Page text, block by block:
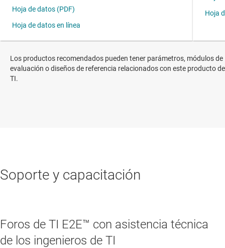
Los productos recomendados pueden tener parámetros, módulos de
evaluación o diseños de referencia relacionados con este producto de
TI.
Soporte y capacitación
Foros de TI E2E™ con asistencia técnica
de los ingenieros de TI